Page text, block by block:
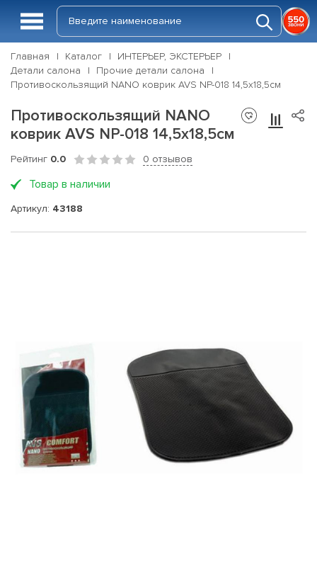
Главная Каталог
ИНТЕРЬЕР, ЭКСТЕРЬЕР
Детали салона
Прочие детали салона
Противоскользящий NANO коврик AVS NP-018 14,5х18,5см
Противоскользящий NANO
коврик AVS NP-018 14,5х18,5см
Рейтинг 0.0 0 отзывов
Товар в наличии
Артикул: 43188